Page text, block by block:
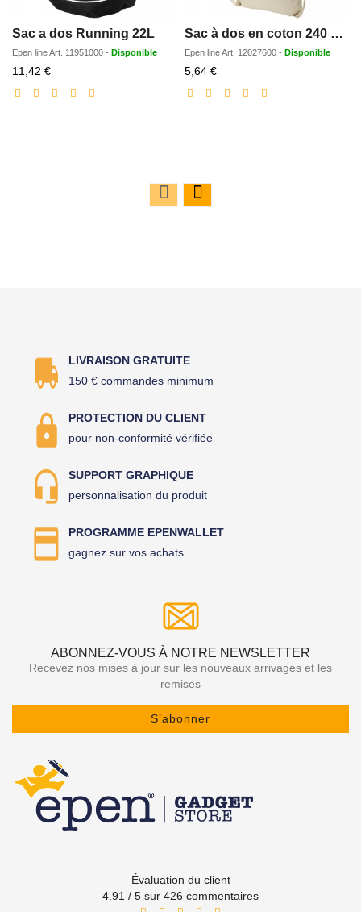
Sac a dos Running 22L
Epen lineArt. 11951000 - Disponible
11,42 €Prix
réduit
Sac à dos en coton 240 g/m² avec cordon de serrage Eliza
Epen lineArt. 12027600 - Disponible
5,64 €Prix
réduit
LIVRAISON GRATUITE
150 € commandes minimum
PROTECTION DU CLIENT
pour non-conformité vérifiée
SUPPORT GRAPHIQUE
personnalisation du produit
PROGRAMME EPENWALLET
gagnez sur vos achats
ABONNEZ-VOUS À NOTRE NEWSLETTER
Recevez nos mises à jour sur les nouveaux arrivages et les
remises
S’abonner
Évaluation du client
4.91 / 5 sur 426 commentaires